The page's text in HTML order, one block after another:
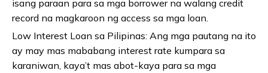
isang paraan para sa mga borrower na walang credit
record na magkaroon ng access sa mga loan.
Low Interest Loan sa Pilipinas: Ang mga pautang na ito
ay may mas mababang interest rate kumpara sa
karaniwan, kaya’t mas abot-kaya para sa mga